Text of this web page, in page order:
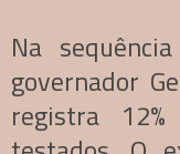
Na
governador
registra